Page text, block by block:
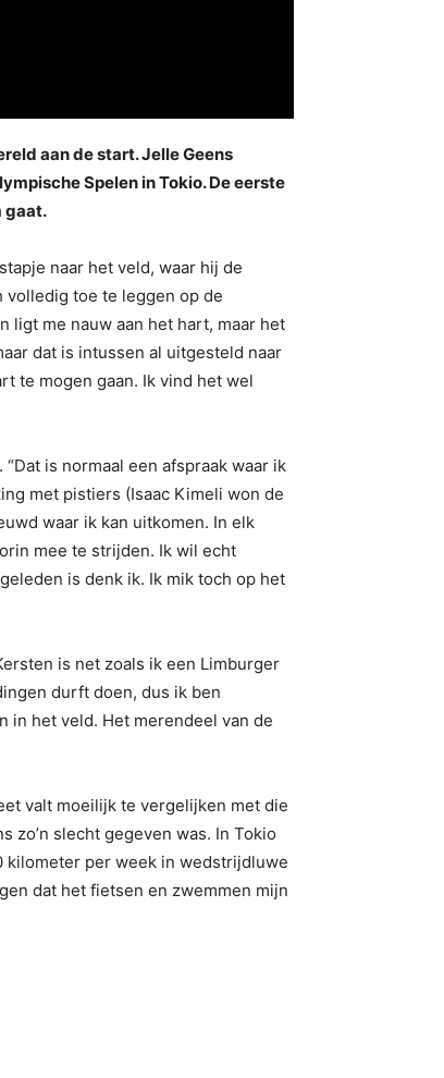
aan de start. Jelle Geens
Spelen in Tokio. De eerste
gaat.
naar het veld, waar hij de
volledig toe te leggen op de
ligt me nauw aan het hart, maar het
dat is intussen al uitgesteld naar
te mogen gaan. Ik vind het wel
is normaal een afspraak waar ik
met pistiers (Isaac Kimeli won de
waar ik kan uitkomen. In elk
mee te strijden. Ik wil echt
is denk ik. Ik mik toch op het
is net zoals ik een Limburger
durft doen, dus ik ben
in het veld. Het merendeel van de
valt moeilijk te vergelijken met die
zo’n slecht gegeven was. In Tokio
kilometer per week in wedstrijdluwe
dat het fietsen en zwemmen mijn